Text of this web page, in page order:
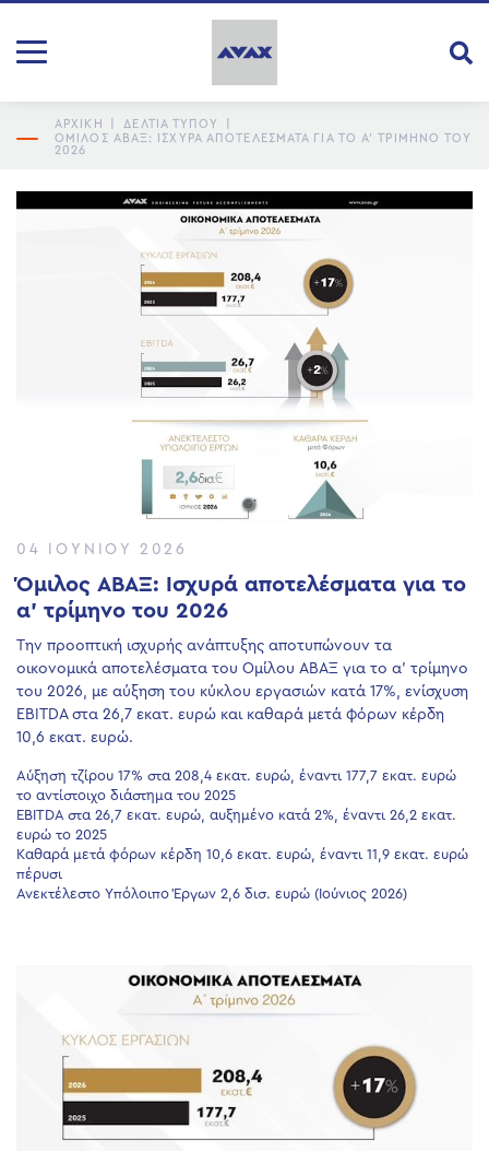
ΑΡΧΙΚΗ ΔΕΛΤΙΑ ΤΥΠΟΥ
ΌΜΙΛΟΣ ΑΒΑΞ: ΙΣΧΥΡΆ ΑΠΟΤΕΛΈΣΜΑΤΑ ΓΙΑ ΤΟ Α’ ΤΡΊΜΗΝΟ ΤΟΥ
2026
04 ΙΟΥΝΊΟΥ 2026
Όμιλος ΑΒΑΞ: Ισχυρά αποτελέσματα για το
α’ τρίμηνο του 2026
Την προοπτική ισχυρής ανάπτυξης αποτυπώνουν τα
οικονομικά αποτελέσματα του Ομίλου ΑΒΑΞ για το α’ τρίμηνο
του 2026, με αύξηση του κύκλου εργασιών κατά 17%, ενίσχυση
EBITDA στα 26,7 εκατ. ευρώ και καθαρά μετά φόρων κέρδη
10,6 εκατ. ευρώ.
Αύξηση τζίρου 17% στα 208,4 εκατ. ευρώ, έναντι 177,7 εκατ. ευρώ
το αντίστοιχο διάστημα του 2025
EBITDA στα 26,7 εκατ. ευρώ, αυξημένο κατά 2%, έναντι 26,2 εκατ.
ευρώ το 2025
Καθαρά μετά φόρων κέρδη 10,6 εκατ. ευρώ, έναντι 11,9 εκατ. ευρώ
πέρυσι
Ανεκτέλεστο Υπόλοιπο Έργων 2,6 δισ. ευρώ (Ιούνιος 2026)